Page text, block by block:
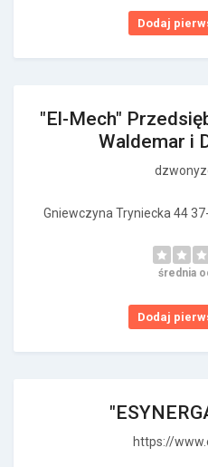
Dodaj
"El-Mech"
Waldemar i
Gniewczyna Tryniecka 44
średnia
Dodaj
https://